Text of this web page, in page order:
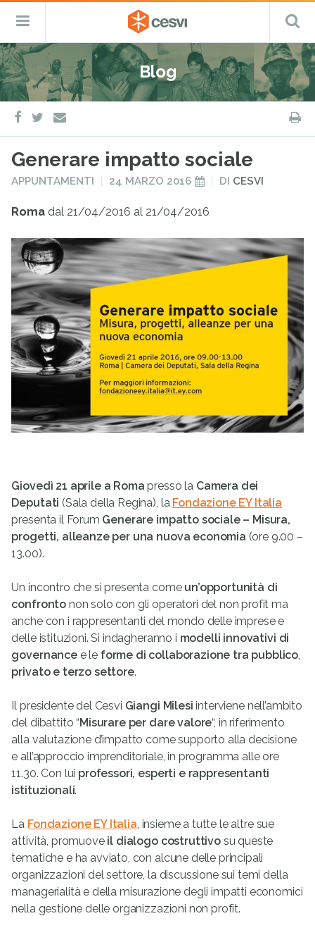
Salta
al
contenuto
CESVI
Fondazione
–
ETS
Cooperazione,
Emergenza
e
Sviluppo
Menu
Blog
facebook
twitter
e-
mail
Generare impatto sociale
PUBBLICATO
APPUNTAMENTI
PUBBLICATO
24 MARZO 2016 DI CESVI
Roma dal 21/04/2016 al 21/04/2016
Giovedì 21 aprile a Romapresso la Camera dei
Deputati (Sala della Regina), la Fondazione EY Italia
presenta il Forum Generare impatto sociale – Misura,
progetti, alleanze per una nuova economia (ore 9.00 –
13.00).
Un incontro che si presenta come un’opportunità di
confronto non solo con gli operatori del non profit ma
anche con i rappresentanti del mondo delle imprese e
delle istituzioni. Si indagheranno i modelli innovativi di
governancee le forme di collaborazione tra pubblico,
privato e terzo settore.
Il presidente del Cesvi Giangi Milesiinterviene nell’ambito
del dibattito “Misurare per dare valore“, in riferimento
alla valutazione d’impatto come supporto alla decisione
e all’approccio imprenditoriale, in programma alle ore
11.30. Con lui professori, esperti e rappresentanti
istituzionali.
La Fondazione EY Italia, insieme a tutte le altre sue
attività, promuove il dialogo costruttivosu queste
tematiche e ha avviato, con alcune delle principali
organizzazioni del settore, la discussione sui temi della
managerialità e della misurazione degli impatti economici
nella gestione delle organizzazioni non profit.